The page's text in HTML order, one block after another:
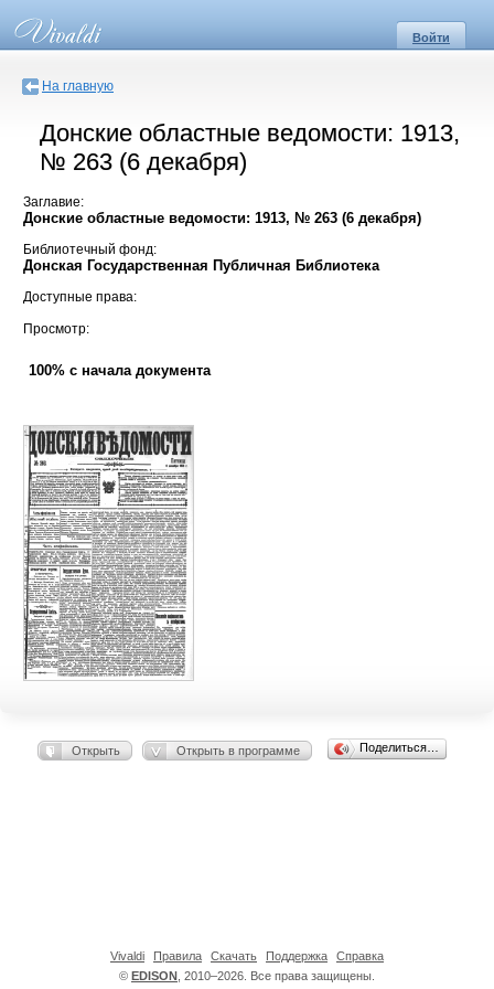
Войти
На главную
Донские областные ведомости: 1913,
№ 263 (6 декабря)
Заглавие:
Донские областные ведомости: 1913, № 263 (6 декабря)
Библиотечный фонд:
Донская Государственная Публичная Библиотека
Доступные права:
Просмотр:
100% с начала документа
Открыть Открыть в программе Поделиться…
© EDISON , 2010–2026. Все права защищены.
Vivaldi Правила Скачать Поддержка Справка